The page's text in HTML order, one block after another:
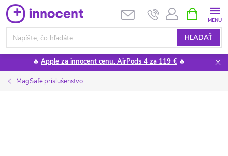
Prejsť
na
obsah
HĽADAŤ
KOŠÍK
🔥 Apple za innocent cenu. AirPods 4 za 119 € 🔥
MagSafe príslušenstvo